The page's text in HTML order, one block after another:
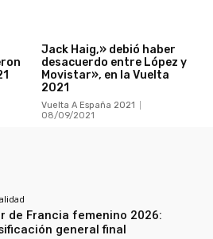
Jack Haig,» debió haber
desacuerdo entre López y
Movistar», en la Vuelta
2021
Vuelta A España 2021
08/09/2021
de Francia femenino 2026:
general final